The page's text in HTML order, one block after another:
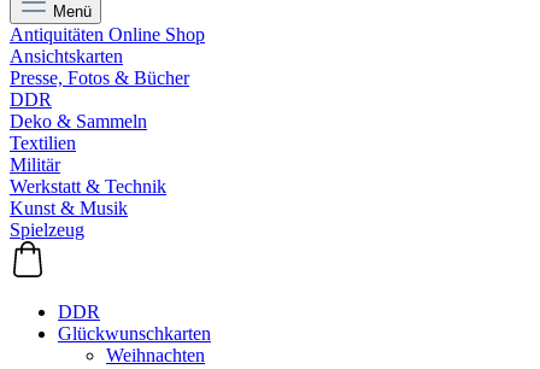
Menü
Antiquitäten Online Shop
Ansichtskarten
Presse, Fotos & Bücher
DDR
Deko & Sammeln
Textilien
Militär
Werkstatt & Technik
Kunst & Musik
Spielzeug
DDR
Glückwunschkarten
Weihnachten